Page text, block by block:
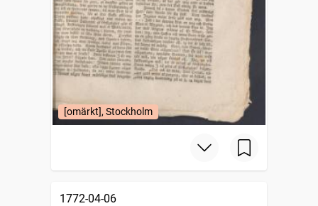
[omärkt], Stockholm
1772-04-06